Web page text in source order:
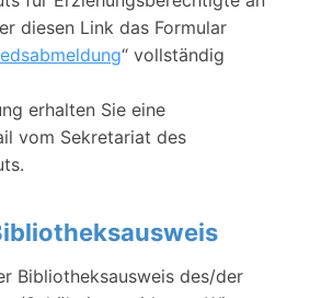
diesen Link das Formular
“ vollständig
erhalten Sie eine
vom Sekretariat des
Bibliotheksausweis des/der